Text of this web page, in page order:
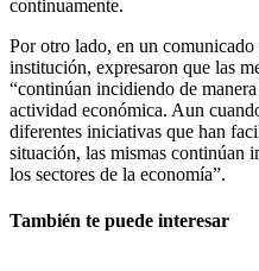
continuamente.
Por otro lado, en un
institución, expresaron que las
“continúan incidiendo de
actividad económica. Aun
diferentes iniciativas que han
situación, las mismas continúan
los sectores de la economía”.
También te puede interesar